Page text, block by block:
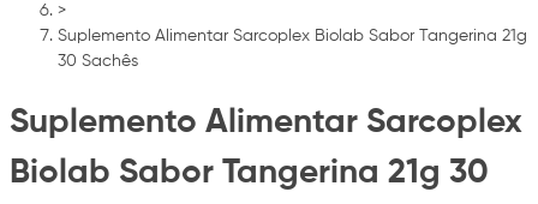
>
Suplemento Alimentar Sarcoplex Biolab Sabor Tangerina 21g
30 Sachês
Suplemento Alimentar Sarcoplex
Biolab Sabor Tangerina 21g 30